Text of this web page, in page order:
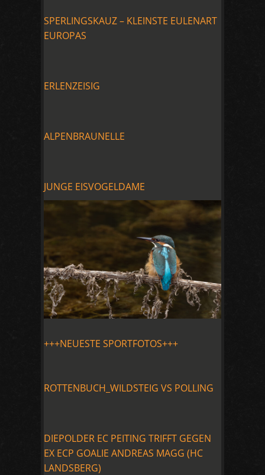
SPERLINGSKAUZ – KLEINSTE EULENART
EUROPAS
ERLENZEISIG
ALPENBRAUNELLE
JUNGE EISVOGELDAME
+++NEUESTE SPORTFOTOS+++
ROTTENBUCH_WILDSTEIG VS POLLING
DIEPOLDER EC PEITING TRIFFT GEGEN
EX ECP GOALIE ANDREAS MAGG (HC
LANDSBERG)